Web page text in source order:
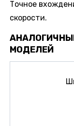
Точное
скорости.
МОДЕЛЕЙ